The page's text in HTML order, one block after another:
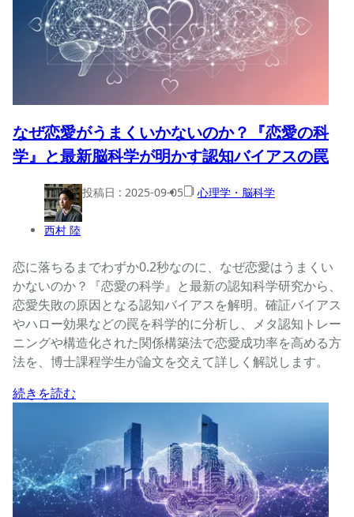
なぜ恋愛がうまくいかないのか？『恋愛の科
学』と最新脳科学が明かす認知バイアスの罠
西村 陸
投稿日 : 2025-09-05 心理学・脳科学
恋に落ちるまでわずか0.2秒なのに、なぜ恋愛はうまくい
かないのか？『恋愛の科学』と最新の認知科学研究から、
恋愛失敗の原因となる認知バイアスを解明。確証バイアス
やハロー効果などの罠を科学的に分析し、メタ認知トレー
ニングや構造化された関係構築法で恋愛成功率を高める方
法を、博士課程学生が論文を交えて詳しく解説します。
続きを読む